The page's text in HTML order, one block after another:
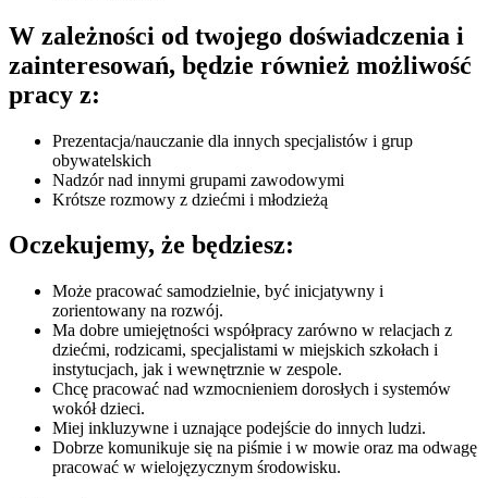
W zależności od twojego doświadczenia i
zainteresowań, będzie również możliwość
pracy z:
Prezentacja/nauczanie dla innych specjalistów i grup
obywatelskich
Nadzór nad innymi grupami zawodowymi
Krótsze rozmowy z dziećmi i młodzieżą
Oczekujemy, że będziesz:
Może pracować samodzielnie, być inicjatywny i
zorientowany na rozwój.
Ma dobre umiejętności współpracy zarówno w relacjach z
dziećmi, rodzicami, specjalistami w miejskich szkołach i
instytucjach, jak i wewnętrznie w zespole.
Chcę pracować nad wzmocnieniem dorosłych i systemów
wokół dzieci.
Miej inkluzywne i uznające podejście do innych ludzi.
Dobrze komunikuje się na piśmie i w mowie oraz ma odwagę
pracować w wielojęzycznym środowisku.